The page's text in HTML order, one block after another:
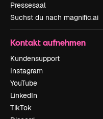
Pressesaal
Suchst du nach magnific.ai
Kontakt aufnehmen
Kundensupport
Instagram
YouTube
LinkedIn
TikTok